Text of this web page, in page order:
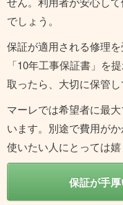
でしょう。
保証が適用される修理
「10年工事保証書」を
取ったら、大切に保管し
マーレでは希望者に最
います。別途で費用が
使いたい人にとっては嬉
保証が手